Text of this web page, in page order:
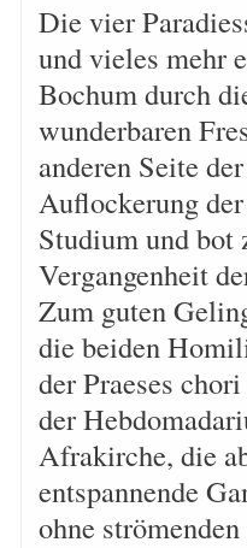
Die vier
und vieles mehr
Bochum durch
wunderbaren
anderen Seite
Auflockerung
Studium und bot
Vergangenheit
Zum guten
die beiden
der Praeses
der
Afrakirche, die
entspannende
ohne